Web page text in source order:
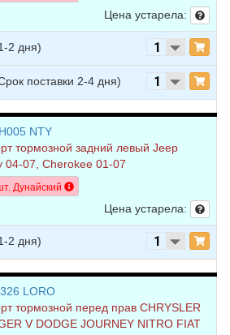
Цена устарела:
2 дня)
поставки 2-4 дня)
NTY
тормозной задний левый Jeep
04-07, Cherokee 01-07
Дунайский
Цена устарела:
2 дня)
LORO
тормозной перед прав CHRYSLER
V DODGE JOURNEY NITRO FIAT